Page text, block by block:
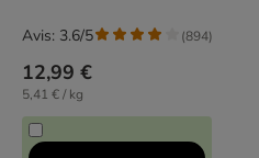
12,99 €
5,41 € / kg
Avis: 3.6/5 (894)